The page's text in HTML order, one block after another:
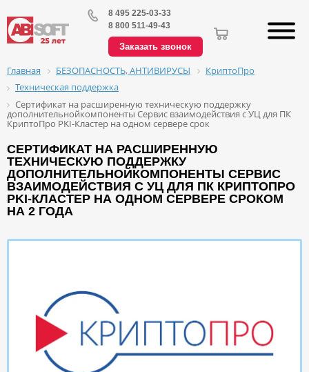
8 495 225-03-33
8 800 511-49-43
Заказать звонок
Главная БЕЗОПАСНОСТЬ, АНТИВИРУСЫ
КриптоПро
Техническая поддержка
Сертификат на расширенную техническую поддержку
дополнительнойкомпоненты Сервис взаимодействия с УЦ для ПК
КриптоПро PKI-Кластер на одном сервере срок
СЕРТИФИКАТ НА РАСШИРЕННУЮ
ТЕХНИЧЕСКУЮ ПОДДЕРЖКУ
ДОПОЛНИТЕЛЬНОЙКОМПОНЕНТЫ СЕРВИС
ВЗАИМОДЕЙСТВИЯ С УЦ ДЛЯ ПК КРИПТОПРО
PKI-КЛАСТЕР НА ОДНОМ СЕРВЕРЕ СРОКОМ
НА 2 ГОДА